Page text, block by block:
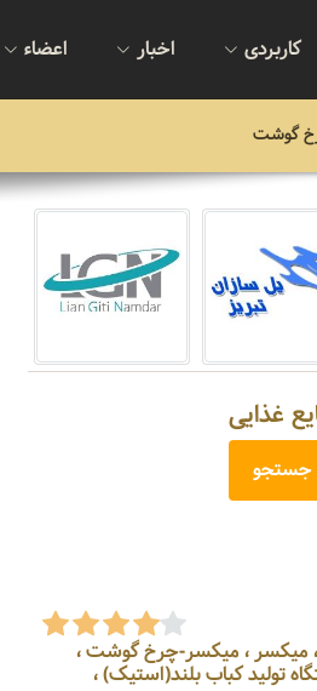
کاربردی اخبار اعضاء
گوشت
غذایی
میکسر ، میکسر-چرخ گوشت ،
، دستگاه تولید کباب بلند(استیک) ،